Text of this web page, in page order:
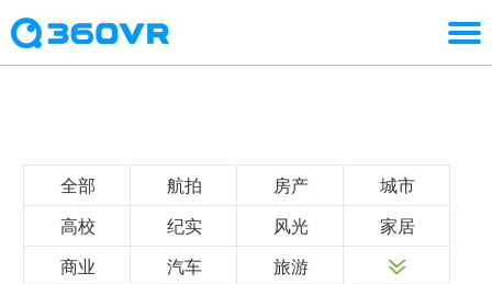
全部 航拍 房产 城市
高校 纪实 风光 家居
商业 汽车 旅游